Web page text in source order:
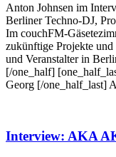
Anton Johnsen im
Berliner Techno-DJ,
Im couchFM-
zukünftige Projekte
und Veranstalter in
[/one_half]
Georg [/one_half_last]
Interview: AKA